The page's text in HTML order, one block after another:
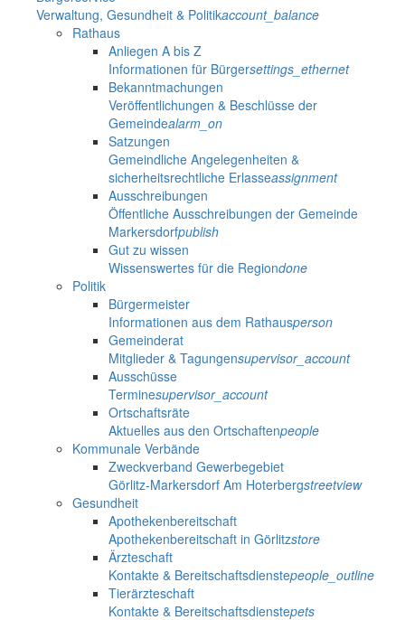
Verwaltung, Gesundheit & Politikaccount_balance
Rathaus
Anliegen A bis Z
Informationen für Bürgersettings_ethernet
Bekanntmachungen
Veröffentlichungen & Beschlüsse der
Gemeindealarm_on
Satzungen
Gemeindliche Angelegenheiten &
sicherheitsrechtliche Erlasseassignment
Ausschreibungen
Öffentliche Ausschreibungen der Gemeinde
Markersdorfpublish
Gut zu wissen
Wissenswertes für die Regiondone
Politik
Bürgermeister
Informationen aus dem Rathausperson
Gemeinderat
Mitglieder & Tagungensupervisor_account
Ausschüsse
Terminesupervisor_account
Ortschaftsräte
Aktuelles aus den Ortschaftenpeople
Kommunale Verbände
Zweckverband Gewerbegebiet
Görlitz-Markersdorf Am Hoterbergstreetview
Gesundheit
Apothekenbereitschaft
Apothekenbereitschaft in Görlitzstore
Ärzteschaft
Kontakte & Bereitschaftsdienstepeople_outline
Tierärzteschaft
Kontakte & Bereitschaftsdienstepets